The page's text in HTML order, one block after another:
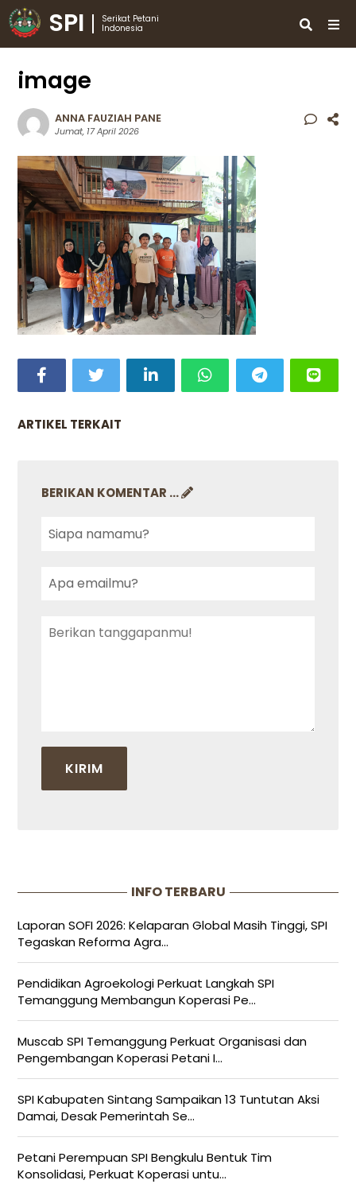
SPI
Serikat Petani
Indonesia
image
ANNA FAUZIAH PANE
Jumat, 17 April 2026
ARTIKEL TERKAIT
BERIKAN KOMENTAR ...
INFO TERBARU
Laporan SOFI 2026: Kelaparan Global Masih Tinggi, SPI
Tegaskan Reforma Agra...
Pendidikan Agroekologi Perkuat Langkah SPI
Temanggung Membangun Koperasi Pe...
Muscab SPI Temanggung Perkuat Organisasi dan
Pengembangan Koperasi Petani I...
SPI Kabupaten Sintang Sampaikan 13 Tuntutan Aksi
Damai, Desak Pemerintah Se...
Petani Perempuan SPI Bengkulu Bentuk Tim
Konsolidasi, Perkuat Koperasi untu...